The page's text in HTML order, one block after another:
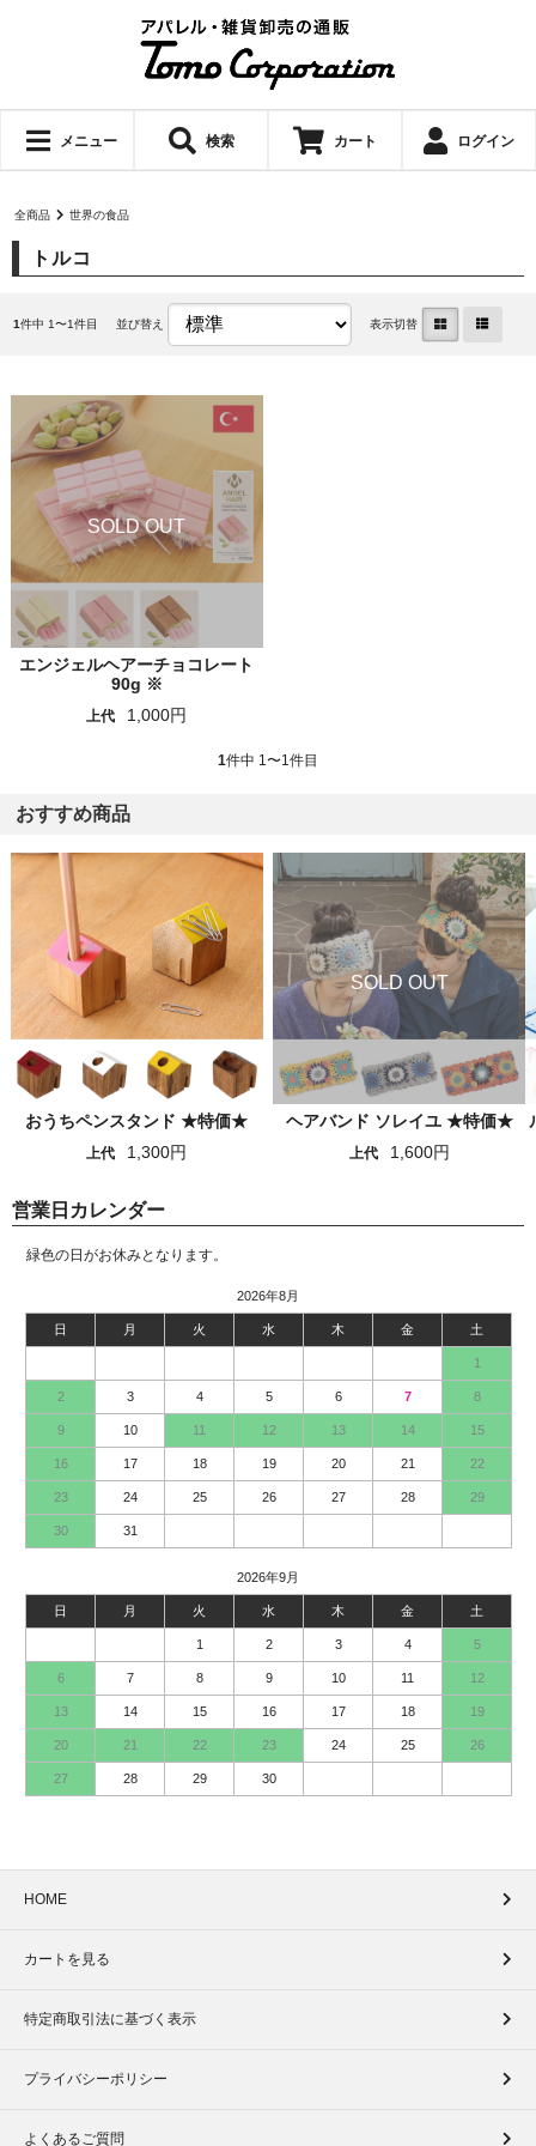
メニュー 検索 カート ログイン
全商品 世界の食品
トルコ
1件中 1〜1件目 並び替え 表示切替
エンジェルヘアーチョコレート
90g ※
上代 1,000円
1件中 1〜1件目
おすすめ商品
おうちペンスタンド ★特価★
上代 1,300円
ヘアバンド ソレイユ ★特価★
上代 1,600円
営業日カレンダー
緑色の日がお休みとなります。
2026年8月
日 月 火 水 木 金 土
1
2 3 4 5 6 7 8
9 10 11 12 13 14 15
16 17 18 19 20 21 22
23 24 25 26 27 28 29
30 31
2026年9月
日 月 火 水 木 金 土
1 2 3 4 5
6 7 8 9 10 11 12
13 14 15 16 17 18 19
20 21 22 23 24 25 26
27 28 29 30
HOME
カートを見る
特定商取引法に基づく表示
プライバシーポリシー
よくあるご質問